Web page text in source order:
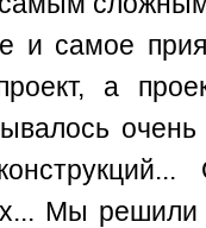
и самое
а
Мы решили